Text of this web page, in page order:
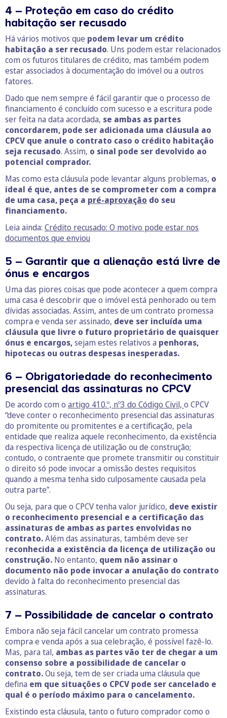
4 – Proteção em caso do crédito
habitação ser recusado
Há vários motivos que podem levar um crédito
habitação a ser recusado. Uns podem estar relacionados
com os futuros titulares de crédito, mas também podem
estar associados à documentação do imóvel ou a outros
fatores.
Dado que nem sempre é fácil garantir que o processo de
financiamento é concluído com sucesso e a escritura pode
ser feita na data acordada, se ambas as partes
concordarem, pode ser adicionada uma cláusula ao
CPCV que anule o contrato caso o crédito habitação
seja recusado. Assim, o sinal pode ser devolvido ao
potencial comprador.
Mas como esta cláusula pode levantar alguns problemas, o
ideal é que, antes de se comprometer com a compra
de uma casa, peça a pré-aprovação do seu
financiamento.
Leia ainda: Crédito recusado: O motivo pode estar nos
documentos que enviou
5 – Garantir que a alienação está livre de
ónus e encargos
Uma das piores coisas que pode acontecer a quem compra
uma casa é descobrir que o imóvel está penhorado ou tem
dívidas associadas. Assim, antes de um contrato promessa
compra e venda ser assinado, deve ser incluída uma
cláusula que livre o futuro proprietário de quaisquer
ónus e encargos,sejam estes relativos a penhoras,
hipotecas ou outras despesas inesperadas.
6 – Obrigatoriedade do reconhecimento
presencial das assinaturas no CPCV
De acordo com o artigo 410.º, nº3 do Código Civil, o CPCV
“deve conter o reconhecimento presencial das assinaturas
do promitente ou promitentes e a certificação, pela
entidade que realiza aquele reconhecimento, da existência
da respectiva licença de utilização ou de construção;
contudo, o contraente que promete transmitir ou constituir
o direito só pode invocar a omissão destes requisitos
quando a mesma tenha sido culposamente causada pela
outra parte”.
Ou seja, para que o CPCV tenha valor jurídico, deve existir
o reconhecimento presencial e a certificação das
assinaturas de ambas as partes envolvidas no
contrato.Além das assinaturas, também deve ser
reconhecida a existência da licença de utilização ou
construção. No entanto, quem não assinar o
documento não pode invocar a anulação do contrato
devido à falta do reconhecimento presencial das
assinaturas.
7 – Possibilidade de cancelar o contrato
Embora não seja fácil cancelar um contrato promessa
compra e venda após a sua celebração, é possível fazê-lo.
Mas, para tal, ambas as partes vão ter de chegar a um
consenso sobre a possibilidade de cancelar o
contrato.Ou seja, tem de ser criada uma cláusula que
defina em que situações o CPCV pode ser cancelado e
qual é o período máximo para o cancelamento.
Existindo esta cláusula, tanto o futuro comprador como o